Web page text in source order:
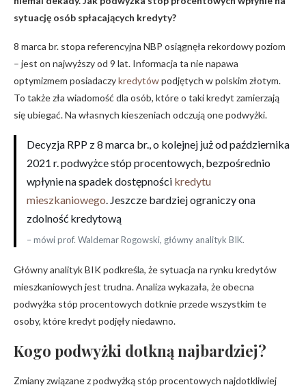
sytuację osób spłacających kredyty?
8 marca br. stopa referencyjna NBP osiągnęła rekordowy poziom
– jest on najwyższy od 9 lat. Informacja ta nie napawa
optymizmem posiadaczykredytówpodjętych w polskim złotym.
To także zła wiadomość dla osób, które o taki kredyt zamierzają
się ubiegać. Na własnych kieszeniach odczują one podwyżki.
Decyzja RPP z 8 marca br., o kolejnej już od października
2021 r. podwyżce stóp procentowych, bezpośrednio
wpłynie na spadek dostępności kredytu
mieszkaniowego. Jeszcze bardziej ograniczy ona
zdolność kredytową
– mówi prof. Waldemar Rogowski, główny analityk BIK.
Główny analityk BIK podkreśla, że sytuacja na rynku kredytów
mieszkaniowych jest trudna. Analiza wykazała, że obecna
podwyżka stóp procentowych dotknie przede wszystkim te
osoby, które kredyt podjęły niedawno.
Kogo podwyżki dotkną najbardziej?
Zmiany związane z podwyżką stóp procentowych najdotkliwiej